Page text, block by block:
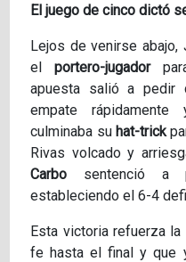
El juego de cinco dictó
Lejos de venirse abajo,
elportero-jugador
apuesta salió a pedir
empate
culminaba su hat-trick
Rivas volcado y
Carbo sentenció a
estableciendo el 6-4
Esta victoria refuerza
fe hasta el final y que